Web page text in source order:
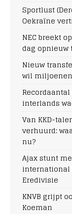
Sportlust
Oekraïne
NEC breekt
dag opnieuw
Nieuw
wil
interlands
Van KKD-
verhuurd:
nu?
Ajax stunt
international
Eredivisie
KNVB grijpt
Koeman